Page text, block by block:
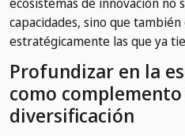
capacidades, sino que
estratégicamente las que ya
Profundizar en la
como
diversificación